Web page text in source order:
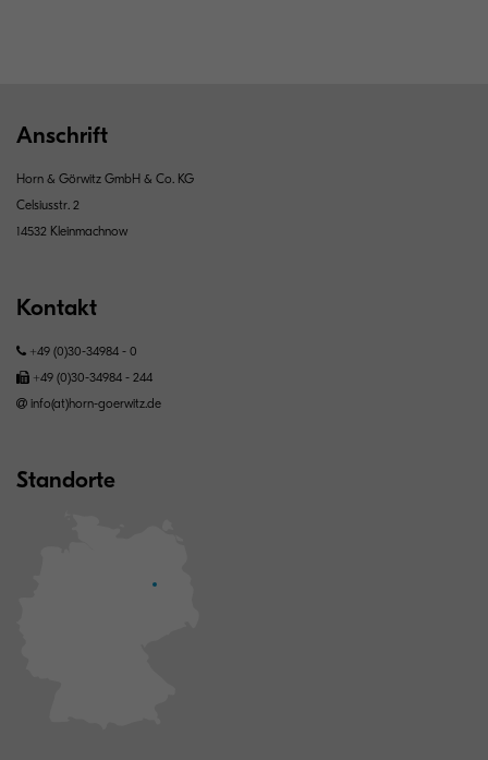
Anschrift
Horn & Görwitz GmbH & Co. KG
Celsiusstr. 2
14532 Kleinmachnow
Kontakt
+49 (0)30-34984 - 0
+49 (0)30-34984 - 244
info(at)horn-goerwitz.de
Standorte